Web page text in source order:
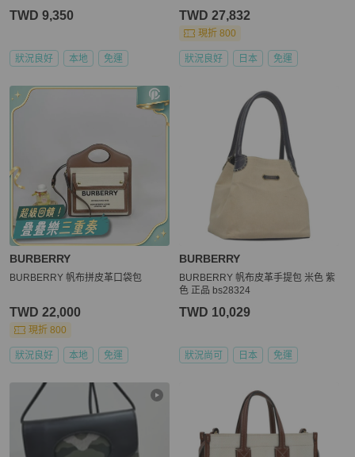
TWD 9,350
狀況良好 本地 免運
TWD 27,832
現折 800
狀況良好 日本 免運
BURBERRY
BURBERRY 帆布拼皮革口袋包
TWD 22,000
現折 800
狀況良好 本地 免運
BURBERRY
BURBERRY 帆布皮革手提包 米色 紫
色 正品 bs28324
TWD 10,029
狀況尚可 日本 免運